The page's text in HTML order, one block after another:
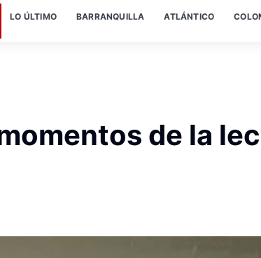
LO ÚLTIMO BARRANQUILLA ATLÁNTICO
de la